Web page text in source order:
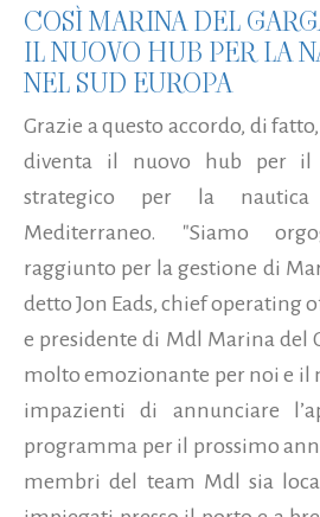
COSÌ MARINA DEL
IL NUOVO HUB PER LA
NEL SUD EUROPA
Grazie a questo accordo, di
diventa il nuovo hub per il
strategico per la
Mediterraneo. "Siamo
raggiunto per la gestione di
detto Jon Eads, chief operating
e presidente di Mdl Marina del
molto emozionante per noi e il
impazienti di annunciare
programma per il prossimo
membri del team Mdl sia